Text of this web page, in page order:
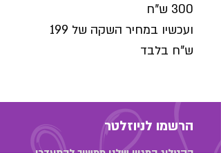
300 ש"ח
ועכשיו במחיר השקה של 199
ש"ח בלבד
הרשמו לניוזלטר